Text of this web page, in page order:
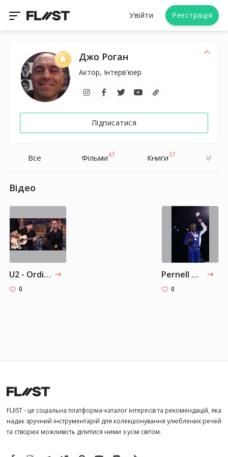
Увійти Реєстрація
Джо Роган
Актор, Інтерв'юер
Підписатися
Все Фільми 67 Книги37
Відео
U2 - Ordinary Love (Live on The Tonight Show Starring Jimmy Fallon)
0
Pernell Whitaker - The Defensive Master
0
FLIIST - це соціальна платформа-каталог інтересів та рекомендацій, яка
надає зручний інструментарій для колекціонування улюблених речей
та створює можливість ділитися ними з усім світом.